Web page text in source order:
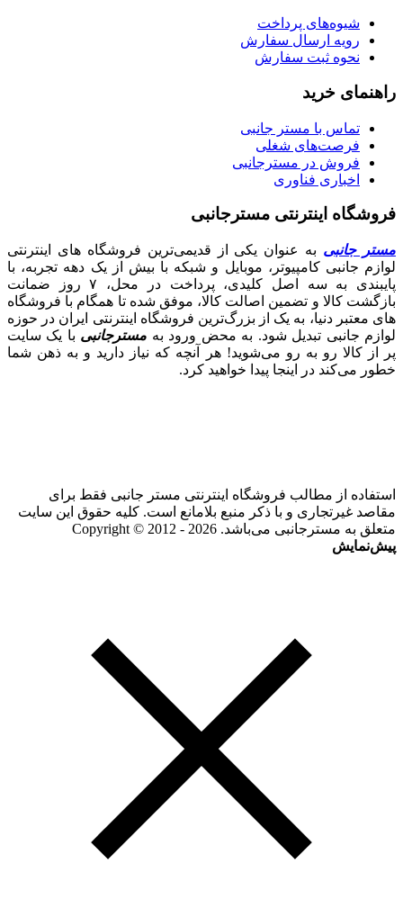
شیوه‌های پرداخت
رویه ارسال سفارش
نحوه ثبت سفارش
راهنمای خرید
تماس با مستر جانبی
فرصت‌های شغلی
فروش در مسترجانبی
اخباری فناوری
فروشگاه اینترنتی مسترجانبی
مستر جانبی به عنوان یکی از قدیمی‌ترین فروشگاه های اینترنتی
لوازم جانبی کامپیوتر، موبایل و شبکه با بیش از یک دهه تجربه، با
پایبندی به سه اصل کلیدی، پرداخت در محل، ۷ روز ضمانت
بازگشت کالا و تضمین اصالت کالا، موفق شده تا همگام با فروشگاه‌
های معتبر دنیا، به یک از بزرگ‌ترین فروشگاه اینترنتی ایران در حوزه
لوازم جانبی تبدیل شود. به محض ورود به مسترجانبی با یک سایت
پر از کالا رو به رو می‌شوید! هر آنچه که نیاز دارید و به ذهن شما
خطور می‌کند در اینجا پیدا خواهید کرد.
استفاده از مطالب فروشگاه اینترنتی مستر جانبی فقط برای
مقاصد غیرتجاری و با ذکر منبع بلامانع است. کلیه حقوق این سایت
متعلق به مسترجانبی می‌باشد. Copyright © 2012 - 2026
پیش‌نمایش